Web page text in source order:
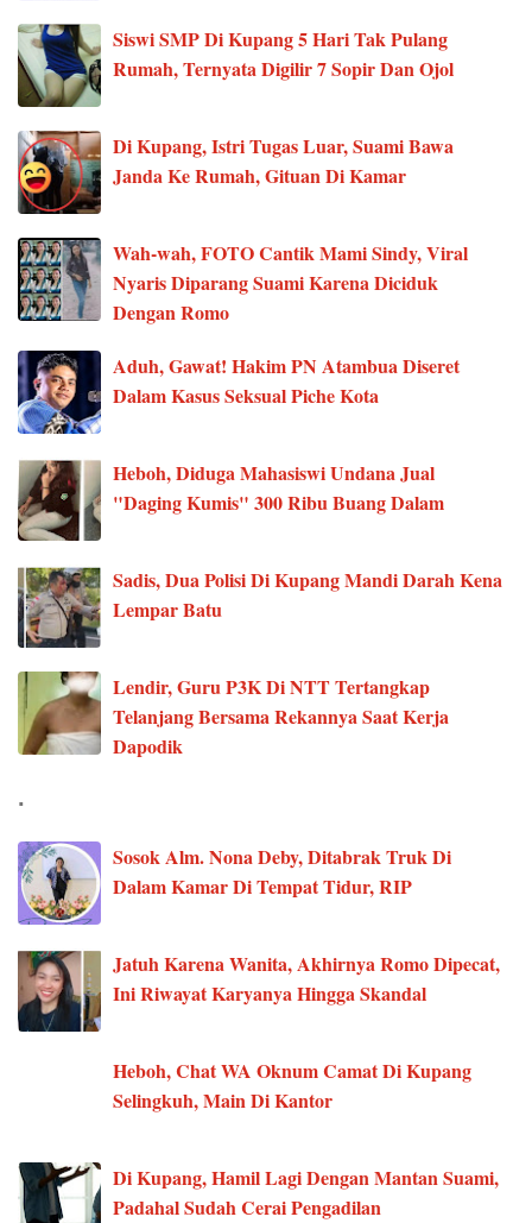
Siswi SMP Di Kupang 5 Hari Tak Pulang
Rumah, Ternyata Digilir 7 Sopir Dan Ojol
Di Kupang, Istri Tugas Luar, Suami Bawa
Janda Ke Rumah, Gituan Di Kamar
Wah-wah, FOTO Cantik Mami Sindy, Viral
Nyaris Diparang Suami Karena Diciduk
Dengan Romo
Aduh, Gawat! Hakim PN Atambua Diseret
Dalam Kasus Seksual Piche Kota
Heboh, Diduga Mahasiswi Undana Jual
"Daging Kumis" 300 Ribu Buang Dalam
Sadis, Dua Polisi Di Kupang Mandi Darah Kena
Lempar Batu
Lendir, Guru P3K Di NTT Tertangkap
Telanjang Bersama Rekannya Saat Kerja
Dapodik
.
Sosok Alm. Nona Deby, Ditabrak Truk Di
Dalam Kamar Di Tempat Tidur, RIP
Jatuh Karena Wanita, Akhirnya Romo Dipecat,
Ini Riwayat Karyanya Hingga Skandal
Heboh, Chat WA Oknum Camat Di Kupang
Selingkuh, Main Di Kantor
Di Kupang, Hamil Lagi Dengan Mantan Suami,
Padahal Sudah Cerai Pengadilan